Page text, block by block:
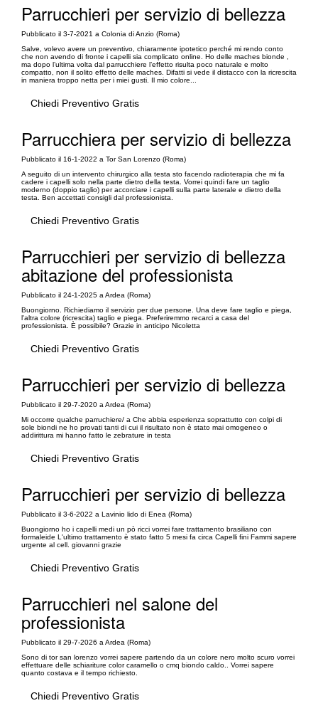
Parrucchieri per servizio di bellezza
Pubblicato il 3-7-2021 a Colonia di Anzio (Roma)
Salve, volevo avere un preventivo, chiaramente ipotetico perché mi rendo conto
che non avendo di fronte i capelli sia complicato online. Ho delle maches bionde ,
ma dopo l’ultima volta dal parrucchiere l’effetto risulta poco naturale e molto
compatto, non il solito effetto delle maches. Difatti si vede il distacco con la ricrescita
in maniera troppo netta per i miei gusti. Il mio colore...
Chiedi Preventivo Gratis
Parrucchiera per servizio di bellezza
Pubblicato il 16-1-2022 a Tor San Lorenzo (Roma)
A seguito di un intervento chirurgico alla testa sto facendo radioterapia che mi fa
cadere i capelli solo nella parte dietro della testa. Vorrei quindi fare un taglio
moderno (doppio taglio) per accorciare i capelli sulla parte laterale e dietro della
testa. Ben accettati consigli dal professionista.
Chiedi Preventivo Gratis
Parrucchieri per servizio di bellezza
abitazione del professionista
Pubblicato il 24-1-2025 a Ardea (Roma)
Buongiorno. Richiediamo il servizio per due persone. Una deve fare taglio e piega,
l'altra colore (ricrescita) taglio e piega. Preferiremmo recarci a casa del
professionista. È possibile? Grazie in anticipo Nicoletta
Chiedi Preventivo Gratis
Parrucchieri per servizio di bellezza
Pubblicato il 29-7-2020 a Ardea (Roma)
Mi occorre qualche parruchiere/ a Che abbia esperienza soprattutto con colpi di
sole biondi ne ho provati tanti di cui il risultato non è stato mai omogeneo o
addirittura mi hanno fatto le zebrature in testa
Chiedi Preventivo Gratis
Parrucchieri per servizio di bellezza
Pubblicato il 3-6-2022 a Lavinio lido di Enea (Roma)
Buongiorno ho i capelli medi un pò ricci vorrei fare trattamento brasiliano con
formaleide L'ultimo trattamento è stato fatto 5 mesi fa circa Capelli fini Fammi sapere
urgente al cell. giovanni grazie
Chiedi Preventivo Gratis
Parrucchieri nel salone del
professionista
Pubblicato il 29-7-2026 a Ardea (Roma)
Sono di tor san lorenzo vorrei sapere partendo da un colore nero molto scuro vorrei
effettuare delle schiariture color caramello o cmq biondo caldo.. Vorrei sapere
quanto costava e il tempo richiesto.
Chiedi Preventivo Gratis